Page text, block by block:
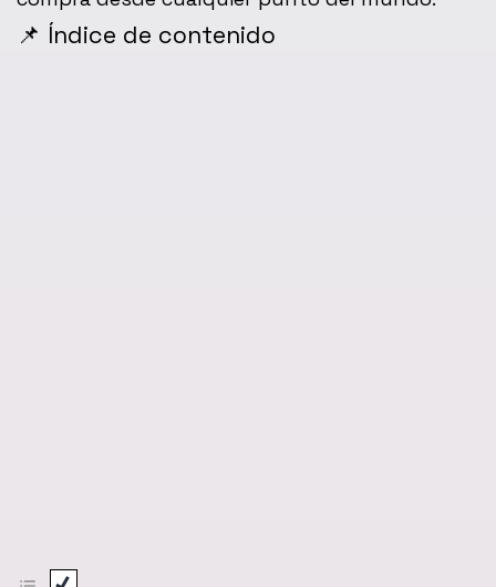
📌 Índice de contenido